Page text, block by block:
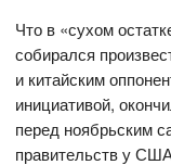
Что в «сухом
собирался
и китайским
инициативой,
перед ноябрьским
правительств у